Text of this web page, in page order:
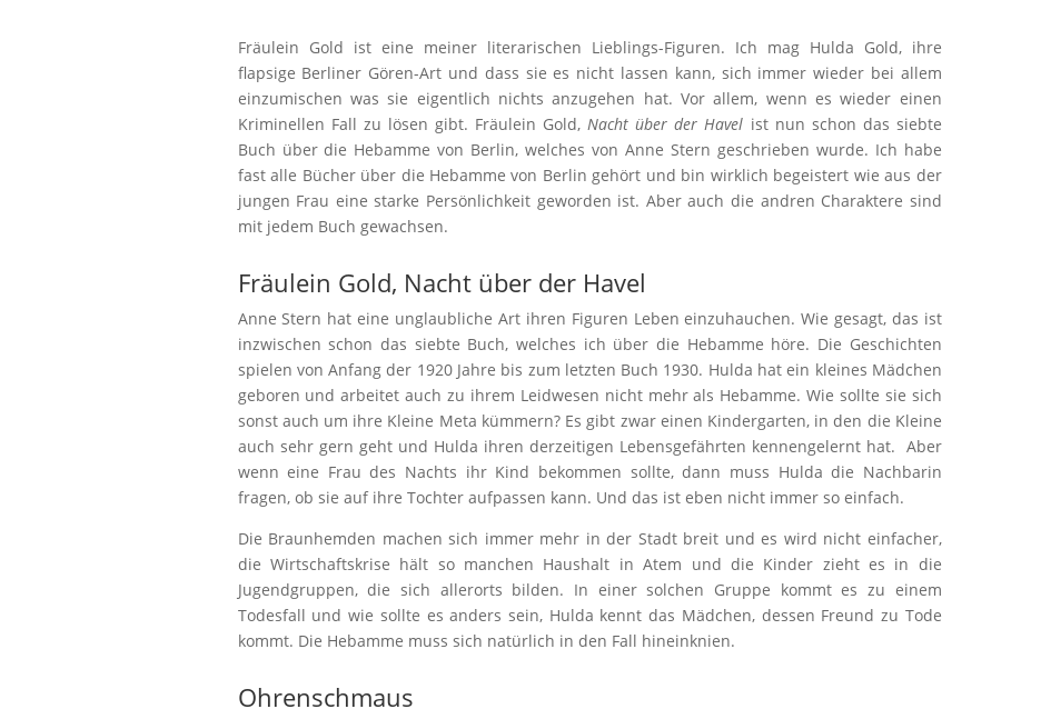
Fräulein Gold ist eine meiner literarischen Lieblings-Figuren. Ich mag Hulda Gold, ihre
flapsige Berliner Gören-Art und dass sie es nicht lassen kann, sich immer wieder bei allem
einzumischen was sie eigentlich nichts anzugehen hat. Vor allem, wenn es wieder einen
Kriminellen Fall zu lösen gibt. Fräulein Gold,Nacht über der Havel ist nun schon das siebte
Buch über die Hebamme von Berlin, welches von Anne Stern geschrieben wurde. Ich habe
fast alle Bücher über die Hebamme von Berlin gehört und bin wirklich begeistert wie aus der
jungen Frau eine starke Persönlichkeit geworden ist. Aber auch die andren Charaktere sind
mit jedem Buch gewachsen.
Fräulein Gold, Nacht über der Havel
Anne Stern hat eine unglaubliche Art ihren Figuren Leben einzuhauchen. Wie gesagt, das ist
inzwischen schon das siebte Buch, welches ich über die Hebamme höre. Die Geschichten
spielen von Anfang der 1920 Jahre bis zum letzten Buch 1930. Hulda hat ein kleines Mädchen
geboren und arbeitet auch zu ihrem Leidwesen nicht mehr als Hebamme. Wie sollte sie sich
sonst auch um ihre Kleine Meta kümmern? Es gibt zwar einen Kindergarten, in den die Kleine
auch sehr gern geht und Hulda ihren derzeitigen Lebensgefährten kennengelernt hat. Aber
wenn eine Frau des Nachts ihr Kind bekommen sollte, dann muss Hulda die Nachbarin
fragen, ob sie auf ihre Tochter aufpassen kann. Und das ist eben nicht immer so einfach.
Die Braunhemden machen sich immer mehr in der Stadt breit und es wird nicht einfacher,
die Wirtschaftskrise hält so manchen Haushalt in Atem und die Kinder zieht es in die
Jugendgruppen, die sich allerorts bilden. In einer solchen Gruppe kommt es zu einem
Todesfall und wie sollte es anders sein, Hulda kennt das Mädchen, dessen Freund zu Tode
kommt. Die Hebamme muss sich natürlich in den Fall hineinknien.
Ohrenschmaus